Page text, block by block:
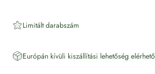
Limitált darabszám
Európán kívüli kiszállítási lehetőség elérhető